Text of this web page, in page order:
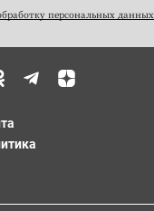
персональных данных